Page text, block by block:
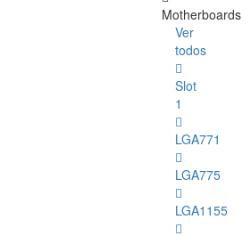
Motherboards
Ver
todos
Slot
1
LGA771
LGA775
LGA1155